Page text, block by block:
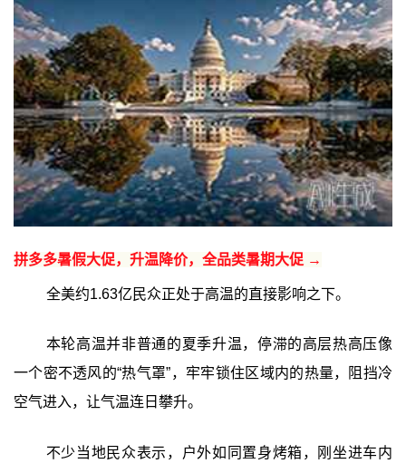
拼多多暑假大促，升温降价，全品类暑期大促 →
全美约1.63亿民众正处于高温的直接影响之下。
本轮高温并非普通的夏季升温，停滞的高层热高压像
一个密不透风的“热气罩”，牢牢锁住区域内的热量，阻挡冷
空气进入，让气温连日攀升。
不少当地民众表示，户外如同置身烤箱，刚坐进车内